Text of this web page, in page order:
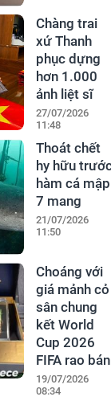
Chàng trai
xứ Thanh
phục dựng
hơn 1.000
ảnh liệt sĩ
27/07/2026
11:48
Thoát chết
hy hữu
hàm cá mập
7 mang
21/07/2026
11:50
Choáng với
giá mảnh cỏ
sân chung
kết World
Cup 2026
FIFA rao bán
19/07/2026
08:34